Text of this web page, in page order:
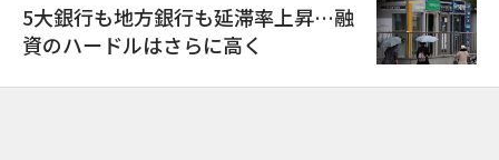
5大銀行も地方銀行も延滞率上昇…融
資のハードルはさらに高く